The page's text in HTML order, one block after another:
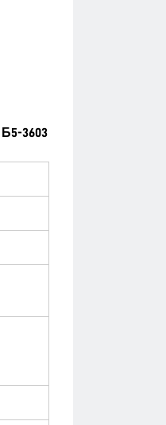
3603